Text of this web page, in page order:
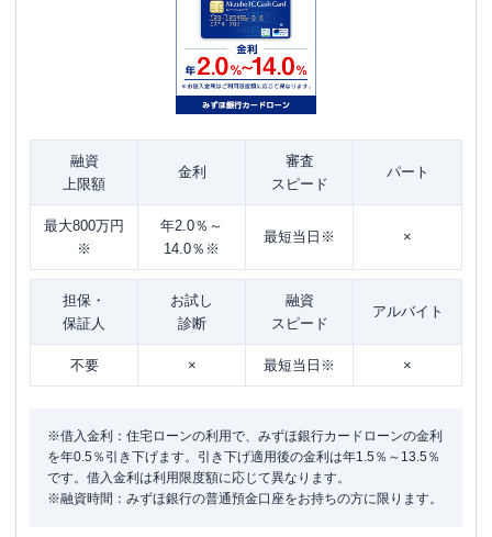
融資
上限額
金利
審査
スピード
パート
最大800万円
※
年2.0％～
14.0％※
最短当日※ ×
担保・
保証人
お試し
診断
融資
スピード
アルバイト
不要 × 最短当日※ ×
※借入金利：住宅ローンの利用で、みずほ銀行カードローンの金利
を年0.5％引き下げます。引き下げ適用後の金利は年1.5％～13.5％
です。借入金利は利用限度額に応じて異なります。
※融資時間：みずほ銀行の普通預金口座をお持ちの方に限ります。